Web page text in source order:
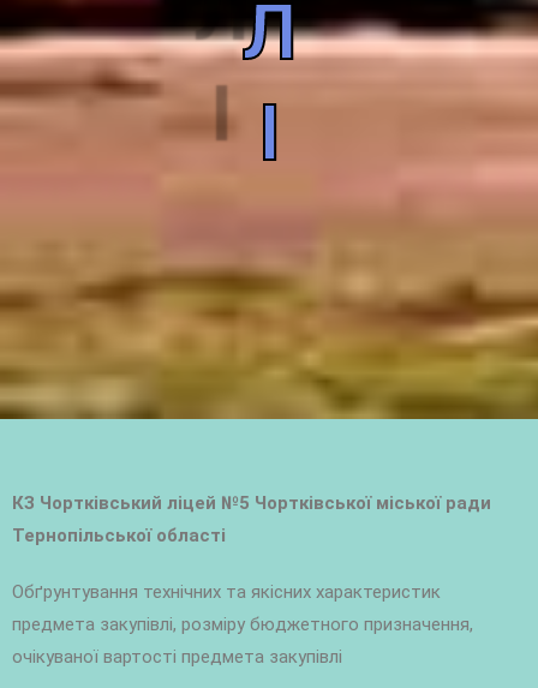
Л
І
КЗ Чортківський ліцей №5 Чортківської міської ради
Тернопільської області
Обґрунтування технічних та якісних характеристик
предмета закупівлі, розміру бюджетного призначення,
очікуваної вартості предмета закупівлі